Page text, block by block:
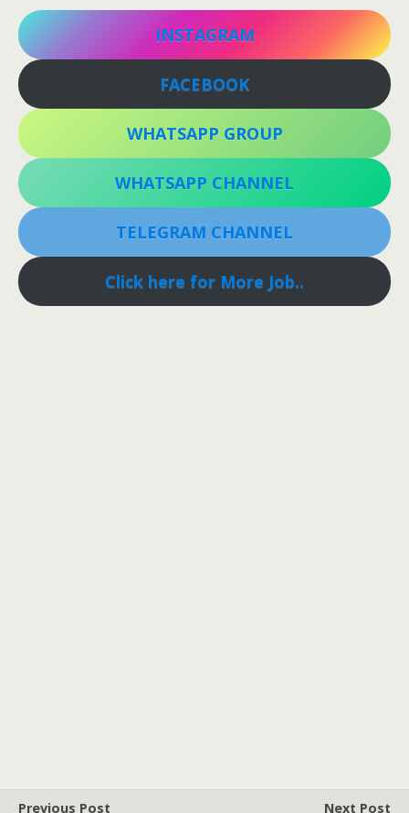
INSTAGRAM
FACEBOOK
WHATSAPP GROUP
WHATSAPP CHANNEL
TELEGRAM CHANNEL
Click here for More Job..
Previous Post Next Post